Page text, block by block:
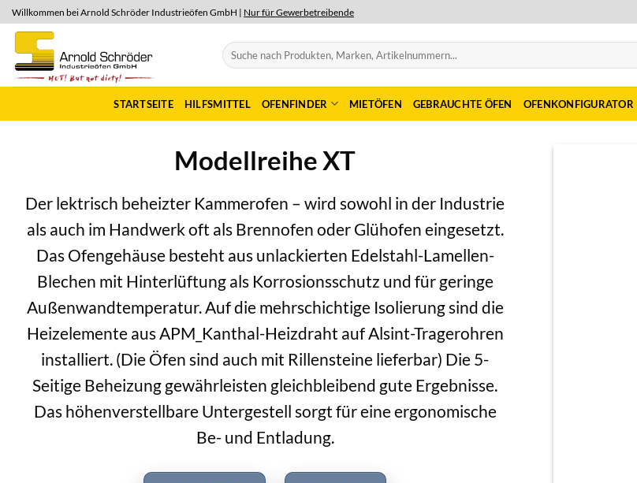
Skip
to
content
Willkommen bei Arnold Schröder Industrieöfen GmbH | Nur für Gewerbetreibende
Suchen
nach:
STARTSEITE HILFSMITTEL OFENFINDER MIETÖFEN GEBRAUCHTE ÖFEN OFENKONFIGURATOR
Modellreihe XT
Der lektrisch beheizter Kammerofen – wird sowohl in der Industrie
als auch im Handwerk oft als Brennofen oder Glühofen eingesetzt.
Das Ofengehäuse besteht aus unlackierten Edelstahl-Lamellen-
Blechen mit Hinterlüftung als Korrosionsschutz und für geringe
Außenwandtemperatur. Auf die mehrschichtige Isolierung sind die
Heizelemente aus APM_Kanthal-Heizdraht auf Alsint-Tragerohren
installiert. (Die Öfen sind auch mit Rillensteine lieferbar) Die 5-
Seitige Beheizung gewährleisten gleichbleibend gute Ergebnisse.
Das höhenverstellbare Untergestell sorgt für eine ergonomische
Be- und Entladung.